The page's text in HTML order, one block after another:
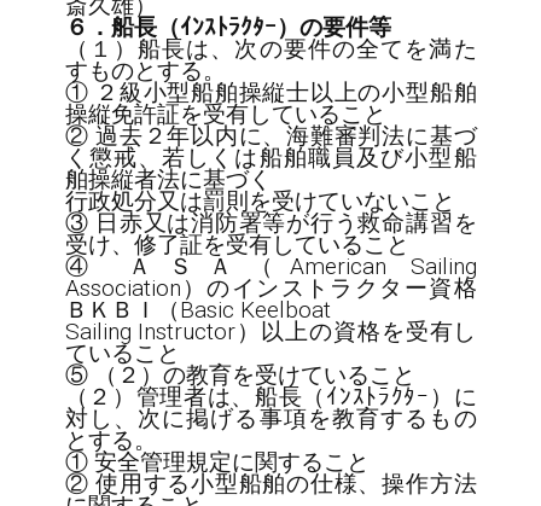
６．船長（ｲﾝｽﾄﾗｸﾀｰ）の要件等
（１）船長は、次の要件の全てを満た
すものとする。
① ２級小型船舶操縦士以上の小型船舶
操縦免許証を受有していること
② 過去２年以内に、海難審判法に基づ
く懲戒、若しくは船舶職員及び小型船
舶操縦者法に基づく
行政処分又は罰則を受けていないこと
③ 日赤又は消防署等が行う救命講習を
受け、修了証を受有していること
④ ＡＳＡ（American Sailing
Association）のインストラクター資格
ＢＫＢＩ（Basic Keelboat
Sailing Instructor）以上の資格を受有し
ていること
⑤ （２）の教育を受けていること
（２）管理者は、船長（ｲﾝｽﾄﾗｸﾀｰ）に
対し、次に掲げる事項を教育するもの
とする。
① 安全管理規定に関すること
② 使用する小型船舶の仕様、操作方法